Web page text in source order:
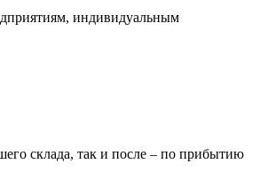
индивидуальным
склада, так и после – по прибытию